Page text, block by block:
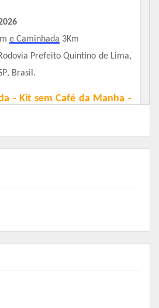
e Caminhada 3Km
Prefeito Quintino de Lima,
Brasil.
- Kit sem Café da Manha -